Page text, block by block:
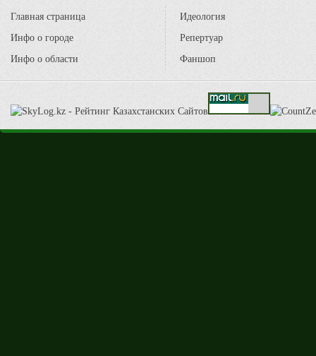
Главная страница
Инфо о городе
Инфо о области
Идеология
Репертуар
Фаншоп